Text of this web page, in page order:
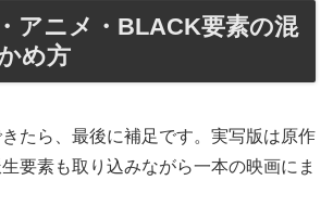
アニメ・BLACK要素の混
め方
たら、最後に補足です。実写版は原作
要素も取り込みながら一本の映画にま